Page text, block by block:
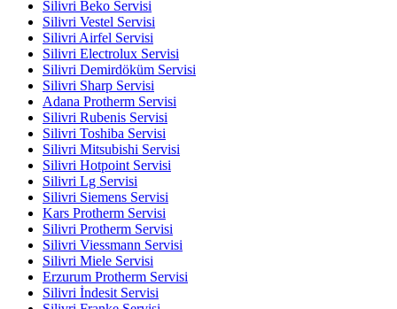
Silivri Beko Servisi
Silivri Vestel Servisi
Silivri Airfel Servisi
Silivri Electrolux Servisi
Silivri Demirdöküm Servisi
Silivri Sharp Servisi
Adana Protherm Servisi
Silivri Rubenis Servisi
Silivri Toshiba Servisi
Silivri Mitsubishi Servisi
Silivri Hotpoint Servisi
Silivri Lg Servisi
Silivri Siemens Servisi
Kars Protherm Servisi
Silivri Protherm Servisi
Silivri Viessmann Servisi
Silivri Miele Servisi
Erzurum Protherm Servisi
Silivri İndesit Servisi